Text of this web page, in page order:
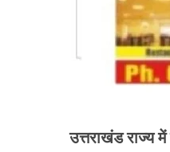
उत्तराखंड राज्य